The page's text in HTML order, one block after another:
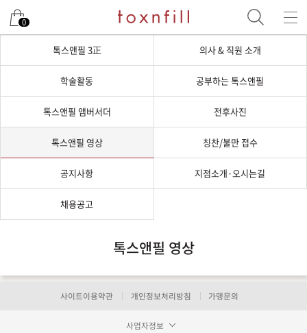
0
톡스앤필 3正 의사 & 직원 소개
학술활동 공부하는 톡스앤필
톡스앤필 앰버서더 전후사진
톡스앤필 영상 칭찬/불만 접수
공지사항 지점소개·오시는길
채용공고
톡스앤필 영상
사이트이용약관 개인정보처리방침 가맹문의
사업자정보